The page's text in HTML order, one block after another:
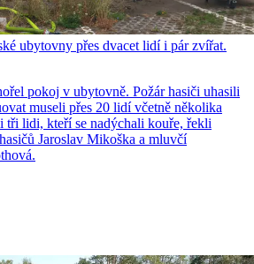
ubytovny přes dvacet lidí i pár zvířat.
pokoj v ubytovně. Požár hasiči uhasili
museli přes 20 lidí včetně několika
tři lidi, kteří se nadýchali kouře, řekli
Jaroslav Mikoška a mluvčí